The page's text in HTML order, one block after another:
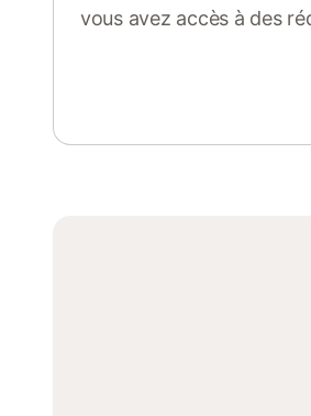
vous avez accès à des